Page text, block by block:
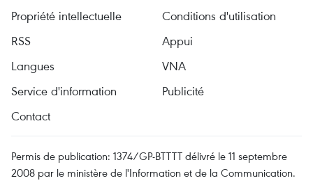
Propriété intellectuelle
Conditions d'utilisation
RSS
Appui
Langues
VNA
Service d'information
Publicité
Contact
Permis de publication: 1374/GP-BTTTT délivré le 11 septembre
2008 par le ministère de l'Information et de la Communication.